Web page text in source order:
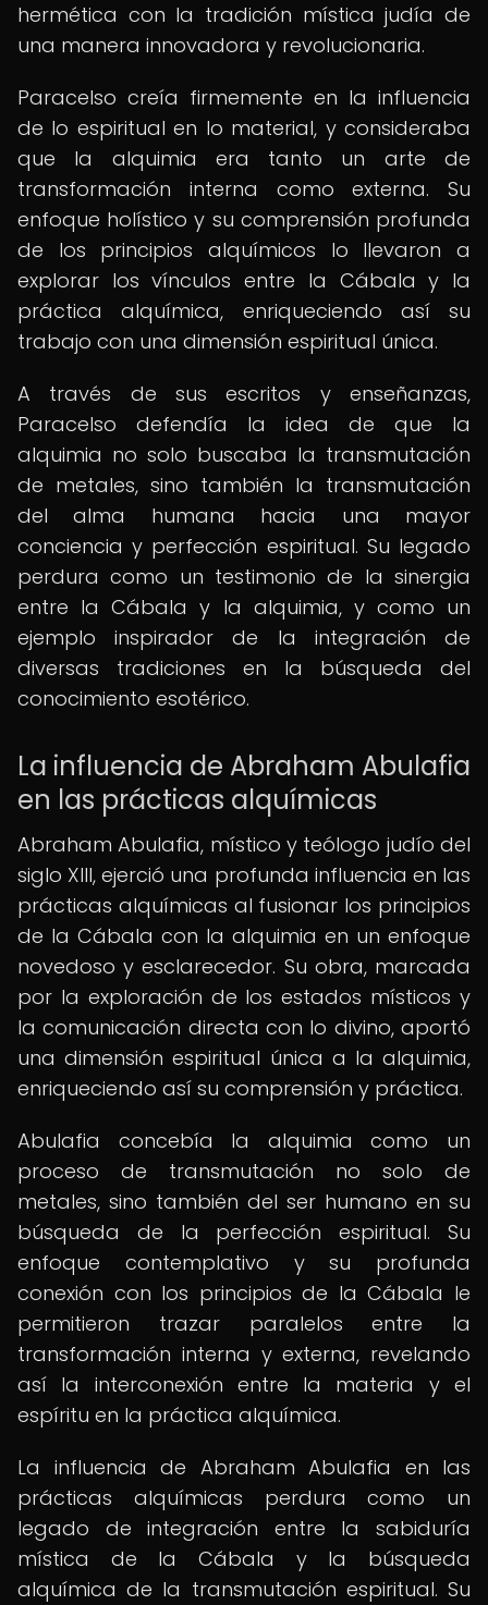
hermética con la tradición mística judía de
una manera innovadora y revolucionaria.
Paracelso creía firmemente en la influencia
de lo espiritual en lo material, y consideraba
que la alquimia era tanto un arte de
transformación interna como externa. Su
enfoque holístico y su comprensión profunda
de los principios alquímicos lo llevaron a
explorar los vínculos entre la Cábala y la
práctica alquímica, enriqueciendo así su
trabajo con una dimensión espiritual única.
A través de sus escritos y enseñanzas,
Paracelso defendía la idea de que la
alquimia no solo buscaba la transmutación
de metales, sino también la transmutación
del alma humana hacia una mayor
conciencia y perfección espiritual. Su legado
perdura como un testimonio de la sinergia
entre la Cábala y la alquimia, y como un
ejemplo inspirador de la integración de
diversas tradiciones en la búsqueda del
conocimiento esotérico.
La influencia de Abraham Abulafia
en las prácticas alquímicas
Abraham Abulafia, místico y teólogo judío del
siglo XIII, ejerció una profunda influencia en las
prácticas alquímicas al fusionar los principios
de la Cábala con la alquimia en un enfoque
novedoso y esclarecedor. Su obra, marcada
por la exploración de los estados místicos y
la comunicación directa con lo divino, aportó
una dimensión espiritual única a la alquimia,
enriqueciendo así su comprensión y práctica.
Abulafia concebía la alquimia como un
proceso de transmutación no solo de
metales, sino también del ser humano en su
búsqueda de la perfección espiritual. Su
enfoque contemplativo y su profunda
conexión con los principios de la Cábala le
permitieron trazar paralelos entre la
transformación interna y externa, revelando
así la interconexión entre la materia y el
espíritu en la práctica alquímica.
La influencia de Abraham Abulafia en las
prácticas alquímicas perdura como un
legado de integración entre la sabiduría
mística de la Cábala y la búsqueda
alquímica de la transmutación espiritual. Su